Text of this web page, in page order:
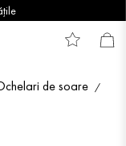
de soare